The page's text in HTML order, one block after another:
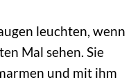
leuchten, wenn
Mal sehen. Sie
und mit ihm